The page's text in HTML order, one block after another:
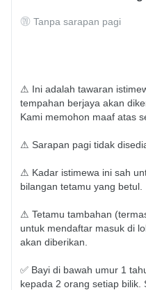
Tanpa sarapan pagi
⚠ Ini adalah tawaran
tempahan berjaya akan
Kami memohon maaf atas
⚠ Sarapan pagi tidak
⚠ Kadar istimewa ini sah
bilangan tetamu yang betul.
⚠ Tetamu tambahan
untuk mendaftar masuk di
akan diberikan.
✅ Bayi di bawah umur 1
kepada 2 orang setiap bilik.